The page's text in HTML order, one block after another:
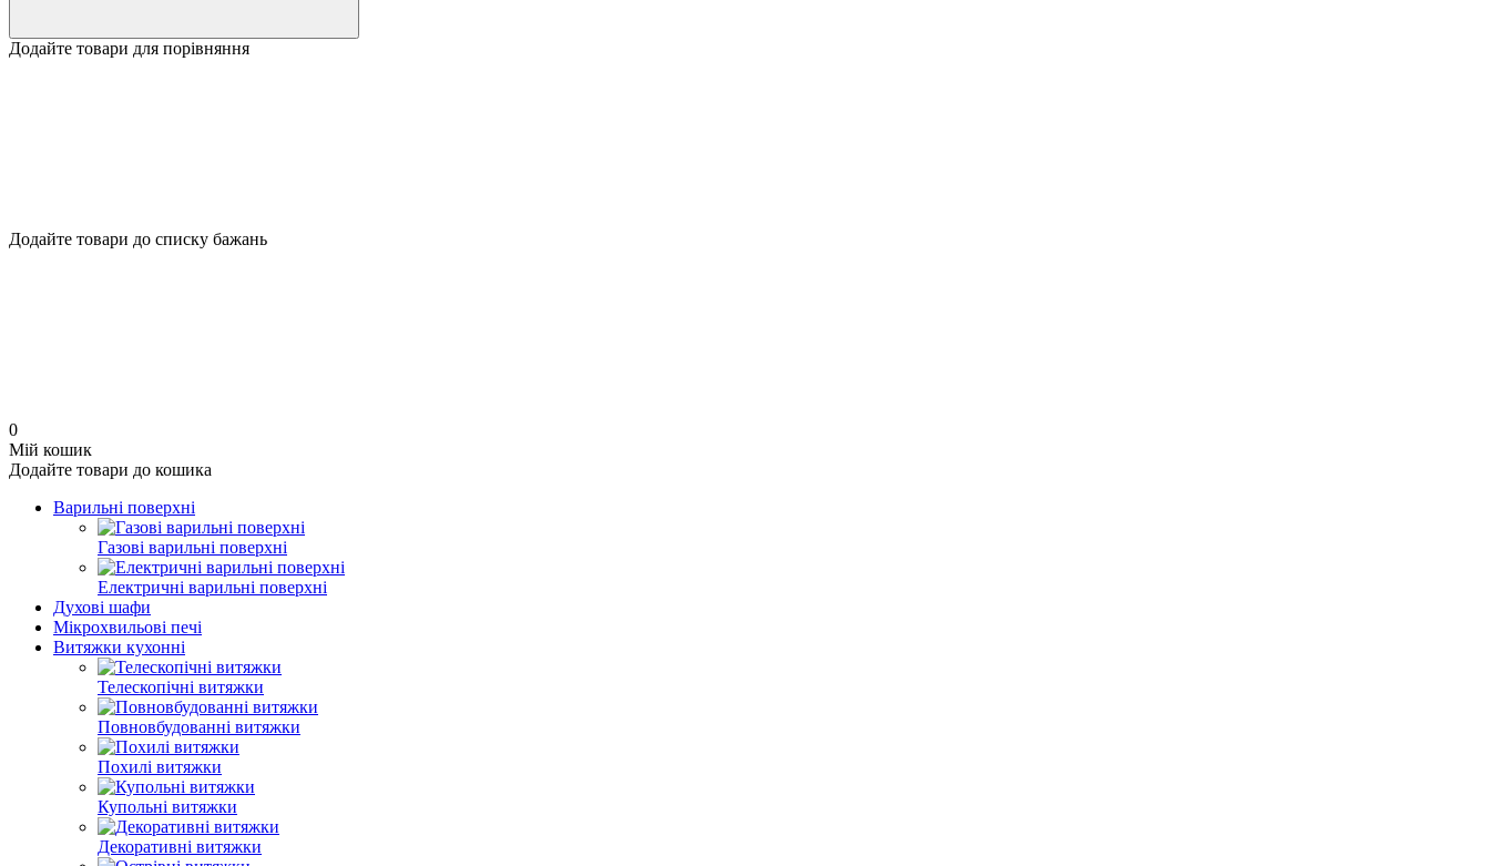
Додайте товари для порівняння
Додайте товари до списку бажань
0
Мій кошик
Додайте товари до кошика
Варильні поверхні
Газові варильні поверхні
Електричні варильні поверхні
Духові шафи
Мікрохвильові печі
Витяжки кухонні
Телескопічні витяжки
Повновбудованні витяжки
Похилі витяжки
Купольні витяжки
Декоративні витяжки